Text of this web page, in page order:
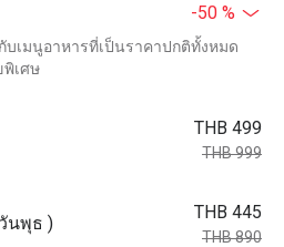
-50 %
เมนูอาหารที่เป็นราคาปกติทั้งหมด
พิเศษ
THB 499
THB 999
นพุธ )
THB 445
THB 890